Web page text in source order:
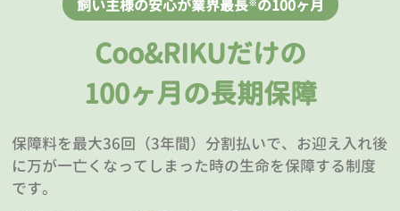
飼い主様の安心が業界最長 の100ヶ月
Coo&RIKUだけの
100ヶ月の長期保障
保障料を最大36回（3年間）分割払いで、お迎え入れ後
に万が一亡くなってしまった時の生命を保障する制度
です。